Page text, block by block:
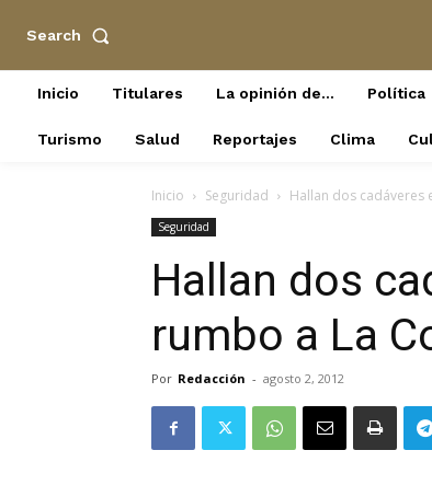
Search
Inicio Titulares La opinión de… Política
Turismo Salud Reportajes Clima
Inicio Seguridad Hallan dos cadáveres
Seguridad
Hallan dos
rumbo a La
Por Redacción - agosto 2, 2012